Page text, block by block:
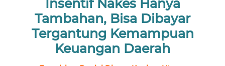
Insentif Nakes Hanya
Tambahan, Bisa Dibayar
Tergantung Kemampuan
Keuangan Daerah
NUSANTARA